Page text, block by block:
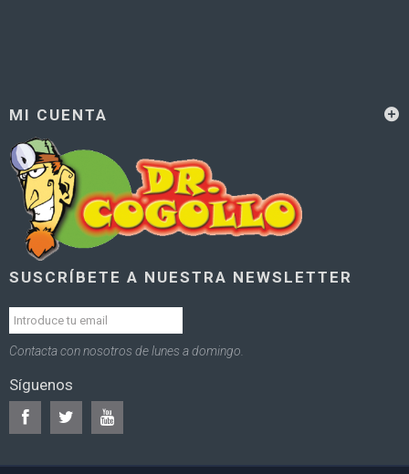
MI CUENTA
SUSCRÍBETE A NUESTRA NEWSLETTER
Contacta con nosotros de lunes a domingo.
Síguenos